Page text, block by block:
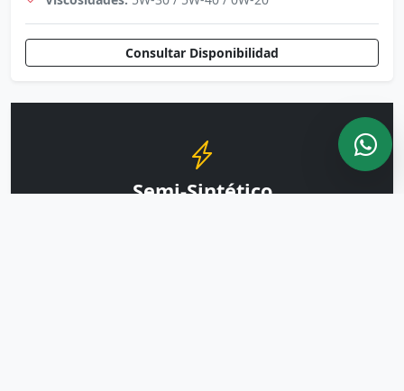
Consultar Disponibilidad
Semi-Sintético